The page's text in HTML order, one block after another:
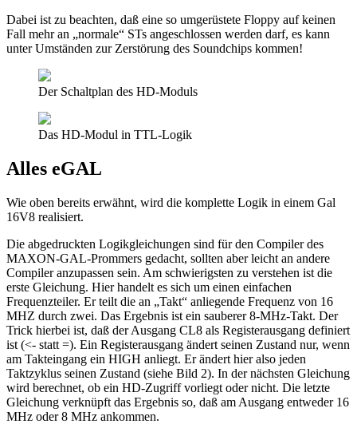
Dabei ist zu beachten, daß eine so umgerüstete Floppy auf keinen
Fall mehr an „normale“ STs angeschlossen werden darf, es kann
unter Umständen zur Zerstörung des Soundchips kommen!
Der Schaltplan des HD-Moduls
Das HD-Modul in TTL-Logik
Alles eGAL
Wie oben bereits erwähnt, wird die komplette Logik in einem Gal
16V8 realisiert.
Die abgedruckten Logikgleichungen sind für den Compiler des
MAXON-GAL-Prommers gedacht, sollten aber leicht an andere
Compiler anzupassen sein. Am schwierigsten zu verstehen ist die
erste Gleichung. Hier handelt es sich um einen einfachen
Frequenzteiler. Er teilt die an „Takt“ anliegende Frequenz von 16
MHZ durch zwei. Das Ergebnis ist ein sauberer 8-MHz-Takt. Der
Trick hierbei ist, daß der Ausgang CL8 als Registerausgang definiert
ist (<- statt =). Ein Registerausgang ändert seinen Zustand nur, wenn
am Takteingang ein HIGH anliegt. Er ändert hier also jeden
Taktzyklus seinen Zustand (siehe Bild 2). In der nächsten Gleichung
wird berechnet, ob ein HD-Zugriff vorliegt oder nicht. Die letzte
Gleichung verknüpft das Ergebnis so, daß am Ausgang entweder 16
MHz oder 8 MHz ankommen.